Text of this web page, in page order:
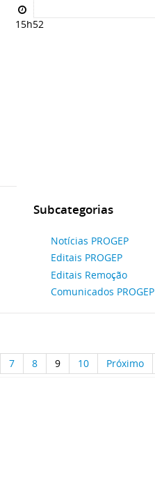
15h52
Subcategorias
Notícias PROGEP
Editais PROGEP
Editais Remoção
Comunicados PROGEP
7 8 9 10 Próximo